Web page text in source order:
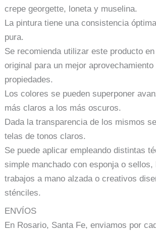
crepe georgette, loneta y muselina.
La pintura tiene una consistencia
pura.
Se recomienda utilizar este producto
original para un mejor aprovechamiento
propiedades.
Los colores se pueden superponer
más claros a los más oscuros.
Dada la transparencia de los mismos
telas de tonos claros.
Se puede aplicar empleando distintas
simple manchado con esponja o sellos,
trabajos a mano alzada o creativos
sténciles.
ENVÍOS
En Rosario, Santa Fe, enviamos por